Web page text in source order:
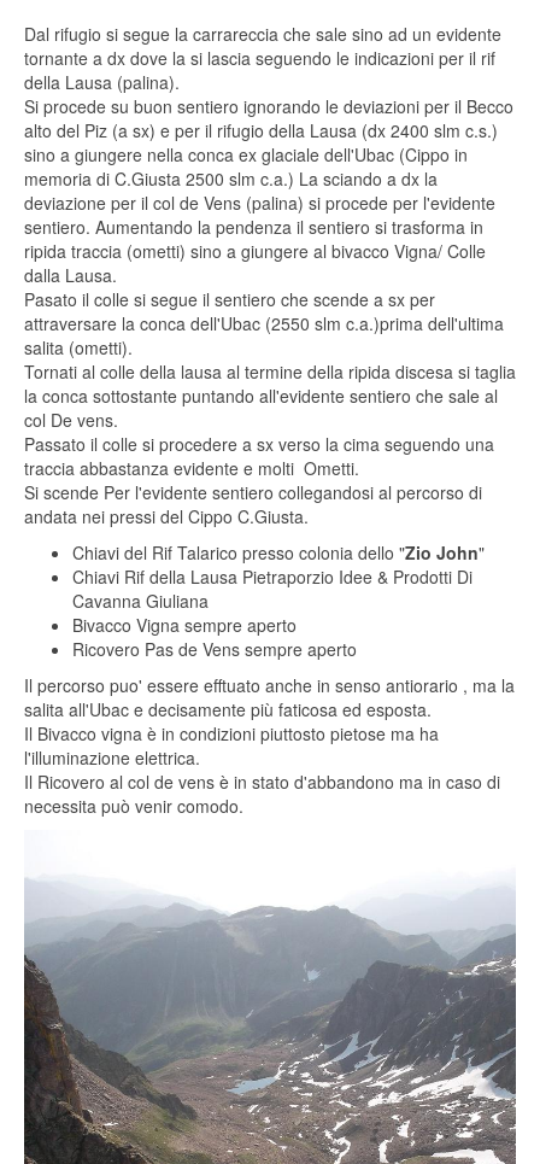
Dal rifugio si segue la carrareccia che sale sino ad un evidente
tornante a dx dove la si lascia seguendo le indicazioni per il rif
della Lausa (palina).
Si procede su buon sentiero ignorando le deviazioni per il Becco
alto del Piz (a sx) e per il rifugio della Lausa (dx 2400 slm c.s.)
sino a giungere nella conca ex glaciale dell'Ubac (Cippo in
memoria di C.Giusta 2500 slm c.a.) La sciando a dx la
deviazione per il col de Vens (palina) si procede per l'evidente
sentiero. Aumentando la pendenza il sentiero si trasforma in
ripida traccia (ometti) sino a giungere al bivacco Vigna/ Colle
dalla Lausa.
Pasato il colle si segue il sentiero che scende a sx per
attraversare la conca dell'Ubac (2550 slm c.a.)prima dell'ultima
salita (ometti).
Tornati al colle della lausa al termine della ripida discesa si taglia
la conca sottostante puntando all'evidente sentiero che sale al
col De vens.
Passato il colle si procedere a sx verso la cima seguendo una
traccia abbastanza evidente e molti Ometti.
Si scende Per l'evidente sentiero collegandosi al percorso di
andata nei pressi del Cippo C.Giusta.
Chiavi del Rif Talarico presso colonia dello "Zio John"
Chiavi Rif della Lausa Pietraporzio Idee & Prodotti Di
Cavanna Giuliana
Bivacco Vigna sempre aperto
Ricovero Pas de Vens sempre aperto
Il percorso puo' essere efftuato anche in senso antiorario , ma la
salita all'Ubac e decisamente più faticosa ed esposta.
Il Bivacco vigna è in condizioni piuttosto pietose ma ha
l'illuminazione elettrica.
Il Ricovero al col de vens è in stato d'abbandono ma in caso di
necessita può venir comodo.